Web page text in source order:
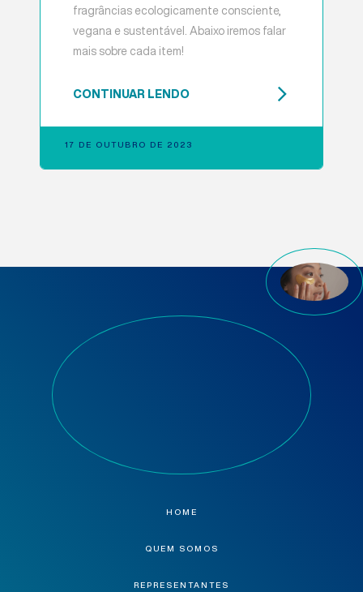
fragrâncias ecologicamente consciente,
vegana e sustentável. Abaixo iremos falar
mais sobre cada item!
CONTINUAR LENDO
17 DE OUTUBRO DE 2023
HOME
QUEM SOMOS
REPRESENTANTES